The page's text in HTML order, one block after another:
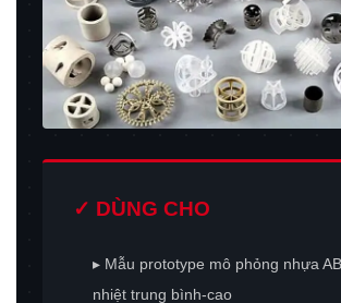
✓ DÙNG CHO
▸ Mẫu prototype mô phỏng nhựa
nhiệt trung bình-cao